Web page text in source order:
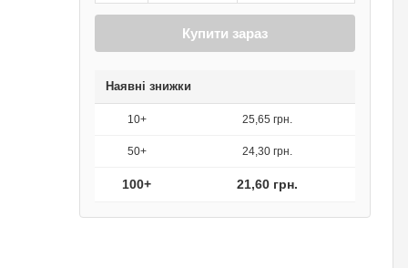
Купити зараз
Наявні знижки
10+ 25,65 грн.
50+ 24,30 грн.
100+ 21,60 грн.